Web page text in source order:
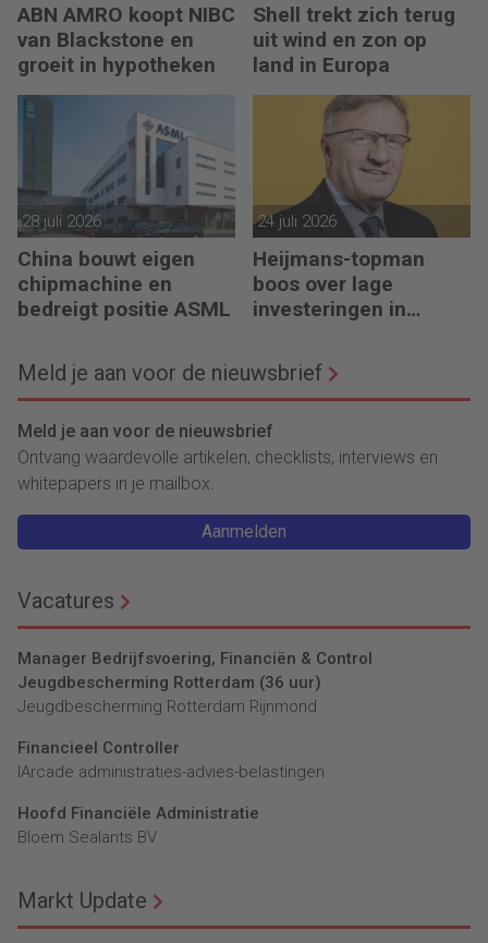
ABN AMRO koopt NIBC
van Blackstone en
groeit in hypotheken
Shell trekt zich terug
uit wind en zon op
land in Europa
28 juli 2026
China bouwt eigen
chipmachine en
bedreigt positie ASML
24 juli 2026
Heijmans-topman
boos over lage
investeringen in
Meld je aan voor de nieuwsbrief
Meld je aan voor de nieuwsbrief
Ontvang waardevolle artikelen, checklists, interviews en
whitepapers in je mailbox.
Aanmelden
Vacatures
Manager Bedrijfsvoering, Financiën & Control
Jeugdbescherming Rotterdam (36 uur)
Jeugdbescherming Rotterdam Rijnmond
Financieel Controller
lArcade administraties-advies-belastingen
Hoofd Financiële Administratie
Bloem Sealants BV
Markt Update